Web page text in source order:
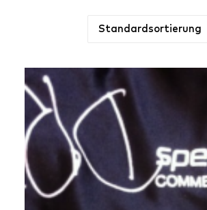
PROJECTS
SEARCH
CART
SPRING/SUMMER
STORE